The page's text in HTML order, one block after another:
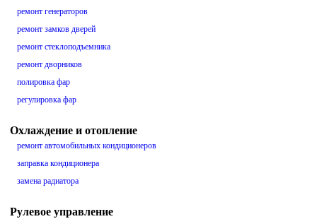
ремонт генераторов
ремонт замков дверей
ремонт стеклоподъемника
ремонт дворников
полировка фар
регулировка фар
Охлаждение и отопление
ремонт автомобильных кондиционеров
заправка кондиционера
замена радиатора
Рулевое управление